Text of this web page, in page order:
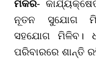
ମକର-
ନୂତନ ସୁଯୋଗ
ସହଯୋଗ ମିଳିବ।
ପରିବାରରେ ଶାନ୍ତି